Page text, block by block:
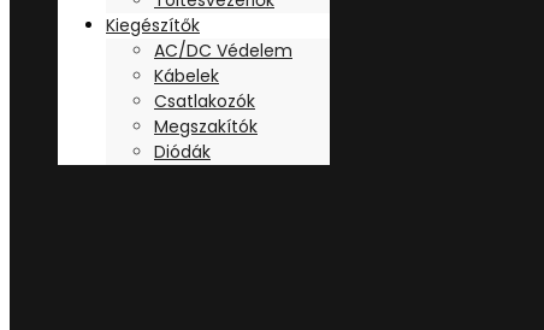
Kiegészítők
AC/DC Védelem
Kábelek
Csatlakozók
Megszakítók
Diódák